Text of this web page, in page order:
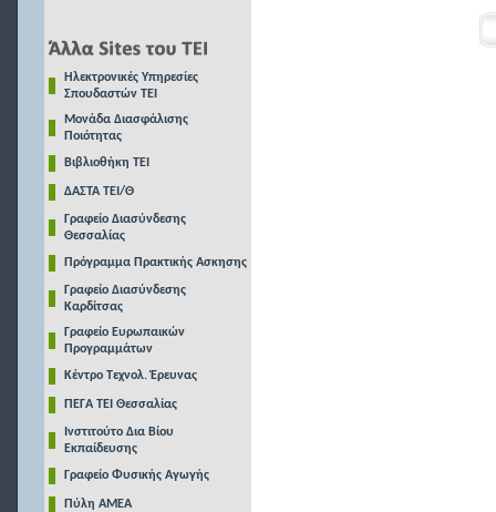
Ηλεκτρονικές Υπηρεσίες
Σπουδαστών ΤΕΙ
Μονάδα Διασφάλισης
Ποιότητας
Βιβλιοθήκη ΤΕΙ
ΔΑΣΤΑ ΤΕΙ/Θ
Γραφείο Διασύνδεσης
Θεσσαλίας
Πρόγραμμα Πρακτικής Ασκησης
Γραφείο Διασύνδεσης
Καρδίτσας
Γραφείο Ευρωπαικών
Προγραμμάτων
Κέντρο Τεχνολ. Έρευνας
ΠΕΓΑ ΤΕΙ Θεσσαλίας
Ινστιτούτο Δια Βίου
Εκπαίδευσης
Γραφείο Φυσικής Αγωγής
Πύλη ΑΜΕΑ